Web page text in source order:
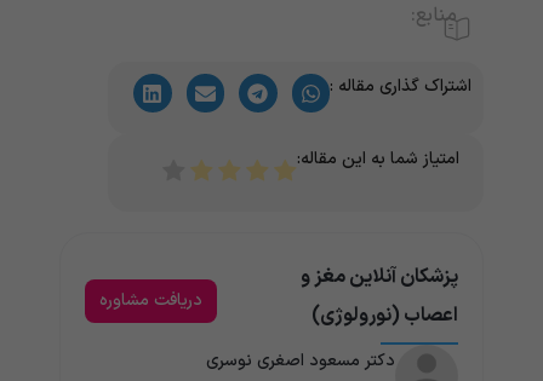
منابع:
اشتراک گذاری مقاله :
امتیاز شما به این مقاله:
پزشکان آنلاین مغز و
اعصاب (نورولوژی)
دریافت مشاوره
دکتر مسعود اصغری نوسری